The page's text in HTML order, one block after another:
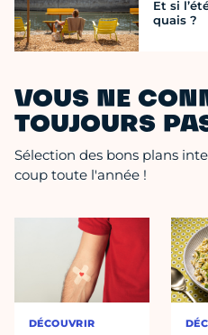
Et si
quais ?
VOUS NE
TOUJOURS
Sélection des bons plans
coup toute l'année !
DÉCOUVRIR